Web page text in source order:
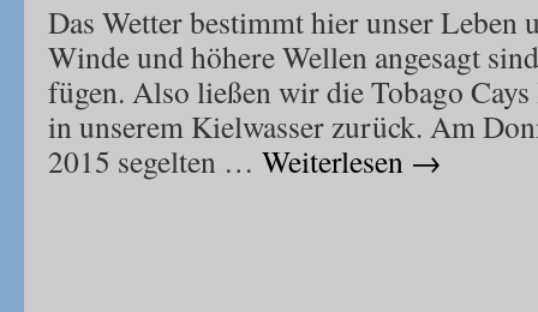
Das Wetter bestimmt hier unser Leben
Winde und höhere Wellen angesagt
fügen. Also ließen wir die Tobago
in unserem Kielwasser zurück. Am
2015 segelten … Weiterlesen →